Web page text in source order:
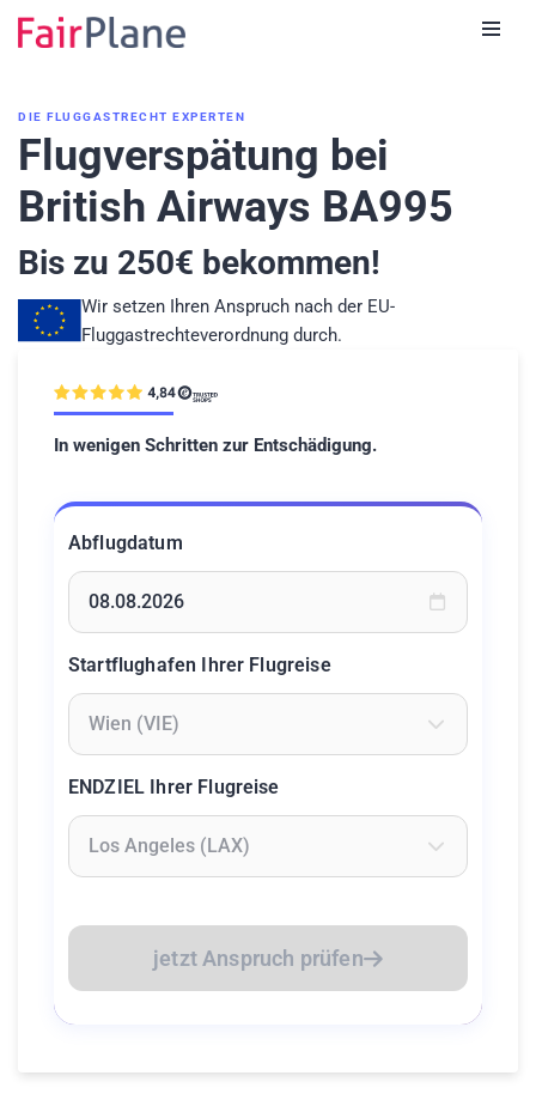
DIE FLUGGASTRECHT EXPERTEN
Flugverspätung bei
British Airways BA995
Bis zu 250€ bekommen!
Wir setzen Ihren Anspruch nach der EU-
Fluggastrechteverordnung durch.
In wenigen Schritten zur Entschädigung.
Abflugdatum
Startflughafen Ihrer Flugreise
ENDZIEL Ihrer Flugreise
jetzt Anspruch prüfen